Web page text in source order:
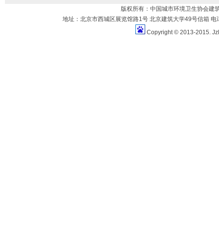
版权所有：中国城市环境卫生协会建
地址：北京市西城区展览馆路1号 北京建筑大学49号信箱
Copyright © 2013-2015.